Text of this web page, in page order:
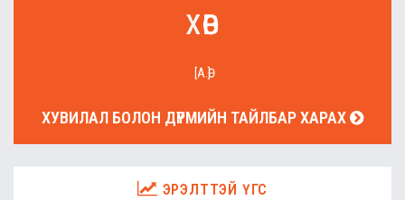
хөв
[А.Ө]
ХУВИЛАЛ БОЛОН ДҮРМИЙН ТАЙЛБАР ХАРАХ
ЭРЭЛТТЭЙ ҮГС